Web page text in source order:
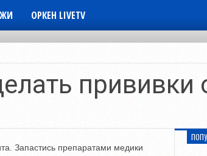
ОРКЕН LIVETV
прививки
Запастись препаратами медики